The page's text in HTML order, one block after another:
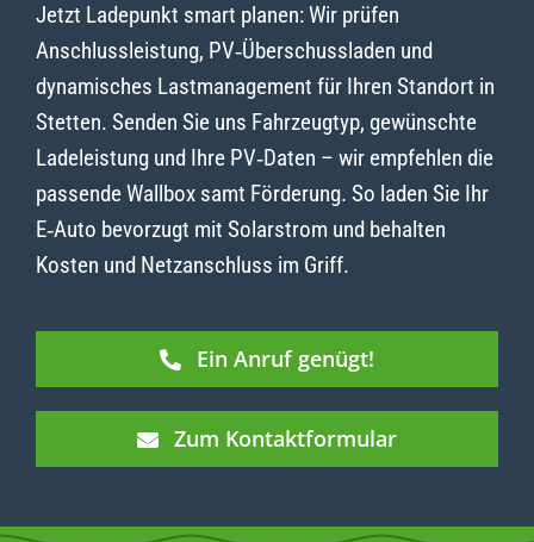
Jetzt Ladepunkt smart planen: Wir prüfen
Anschlussleistung, PV‑Überschussladen und
dynamisches Lastmanagement für Ihren Standort in
Stetten. Senden Sie uns Fahrzeugtyp, gewünschte
Ladeleistung und Ihre PV‑Daten – wir empfehlen die
passende Wallbox samt Förderung. So laden Sie Ihr
E‑Auto bevorzugt mit Solarstrom und behalten
Kosten und Netzanschluss im Griff.
Ein Anruf genügt!
Zum Kontaktformular